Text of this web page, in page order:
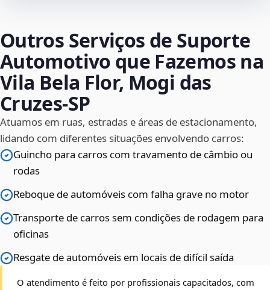
Outros Serviços de Suporte
Automotivo que Fazemos na
Vila Bela Flor, Mogi das
Cruzes‑SP
Atuamos em ruas, estradas e áreas de estacionamento,
lidando com diferentes situações envolvendo carros:
Guincho para carros com travamento de câmbio ou
rodas
Reboque de automóveis com falha grave no motor
Transporte de carros sem condições de rodagem para
oficinas
Resgate de automóveis em locais de difícil saída
O atendimento é feito por profissionais capacitados, com